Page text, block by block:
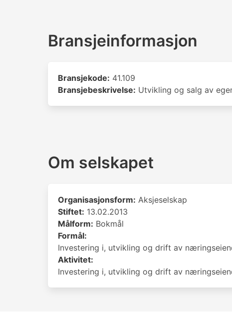
Bransjeinformasjon
Bransjekode: 41.109
Bransjebeskrivelse: Utvikling og salg av
Om selskapet
Organisasjonsform: Aksjeselskap
Stiftet: 13.02.2013
Målform: Bokmål
Formål:
Investering i, utvikling og drift av
Aktivitet:
Investering i, utvikling og drift av